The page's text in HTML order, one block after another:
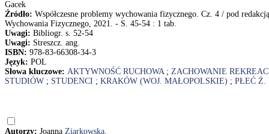
Gacek
Źródło: Współczesne problemy wychowania fizycznego. Cz. 4 / pod
Wychowania Fizycznego, 2021. - S. 45-54 : 1 tab.
Uwagi: Bibliogr. s. 52-54
Uwagi: Streszcz. ang.
ISBN: 978-83-66308-34-3
Język: POL
Słowa kluczowe: AKTYWNOŚĆ RUCHOWA; ZACHOWANIE
STUDIÓW ; STUDENCI ; KRAKÓW (WOJ. MAŁOPOLSKIE) ; PŁEĆ Ż.
Autorzy: Joanna Ziarkowska.